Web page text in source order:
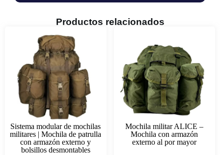
Productos relacionados
Sistema modular de mochilas
militares | Mochila de patrulla
con armazón externo y
bolsillos desmontables
Mochila militar ALICE –
Mochila con armazón
externo al por mayor